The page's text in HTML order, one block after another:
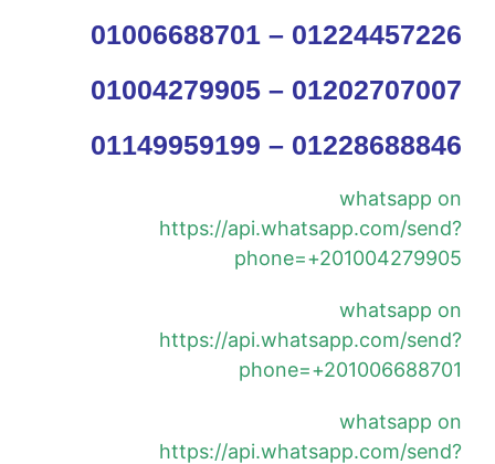
01006688701 – 01224457226
01004279905 – 01202707007
01149959199 – 01228688846
whatsapp on
https://api.whatsapp.com/send?
phone=+201004279905
whatsapp on
https://api.whatsapp.com/send?
phone=+201006688701
whatsapp on
https://api.whatsapp.com/send?